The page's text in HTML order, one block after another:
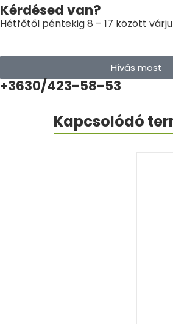
Kérdésed van?
Hétfőtől péntekig 8 – 17 között
Hívás most
+3630/423-58-53
Kapcsolódó